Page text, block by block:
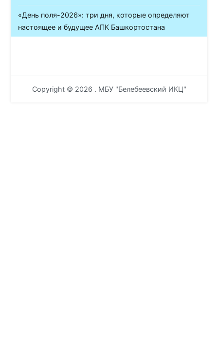
«День поля-2026»: три дня, которые определяют
настоящее и будущее АПК Башкортостана
Copyright © 2026 . МБУ "Белебеевский ИКЦ"